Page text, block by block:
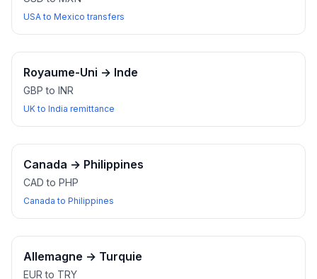
USA to Mexico transfers
Royaume-Uni → Inde
GBP to INR
UK to India remittance
Canada → Philippines
CAD to PHP
Canada to Philippines
Allemagne → Turquie
EUR to TRY